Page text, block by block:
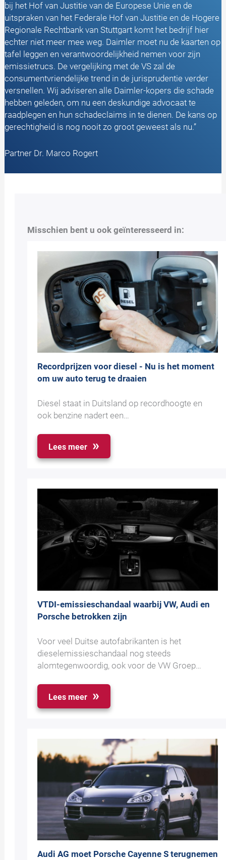
bij het Hof van Justitie van de Europese Unie en de
uitspraken van het Federale Hof van Justitie en de Hogere
Regionale Rechtbank van Stuttgart komt het bedrijf hier
echter niet meer mee weg. Daimler moet nu de kaarten op
tafel leggen en verantwoordelijkheid nemen voor zijn
emissietrucs. De vergelijking met de VS zal de
consumentvriendelijke trend in de jurisprudentie verder
versnellen. Wij adviseren alle Daimler-kopers die schade
hebben geleden, om nu een deskundige advocaat te
raadplegen en hun schadeclaims in te dienen. De kans op
gerechtigheid is nog nooit zo groot geweest als nu.”
Partner Dr. Marco Rogert
Misschien bent u ook geïnteresseerd in:
Recordprijzen voor diesel - Nu is het moment
om uw auto terug te draaien
Diesel staat in Duitsland op recordhoogte en
ook benzine nadert een…
Lees meer
VTDI-emissieschandaal waarbij VW, Audi en
Porsche betrokken zijn
Voor veel Duitse autofabrikanten is het
dieselemissieschandaal nog steeds
alomtegenwoordig, ook voor de VW Groep…
Lees meer
Audi AG moet Porsche Cayenne S terugnemen